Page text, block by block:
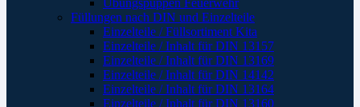
Übungspuppen Feuerwehr
Füllungen nach DIN und Einzelteile
Einzelteile / Füllsortiment Kita
Einzelteile / Inhalt für DIN 13157
Einzelteile / Inhalt für DIN 13169
Einzelteile / Inhalt für DIN 14142
Einzelteile / Inhalt für DIN 13164
Einzelteile / Inhalt für DIN 13160